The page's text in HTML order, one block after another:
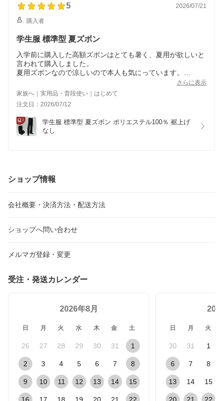
5 2026/07/21
購入者
学生服 標準型 夏ズボン
入学前に購入した高額ズボンはとても暑く、夏用が欲しいと
言われて購入しました。
夏用ズボンなので涼しいので本人も気にっています。
さらに表示
家族へ｜実用品・普段使い｜はじめて
注文日：2026/07/12
学生服 標準型 夏ズボン ポリエステル100％ 裾上げ
なし
ショップ情報
会社概要・決済方法・配送方法
ショップへ問い合わせ
メルマガ登録・変更
受注・発送カレンダー
2026年8月
日 月 火 水 木 金 土
26 27 28 29 30 31 1
2 3 4 5 6 7 8
9 10 11 12 13 14 15
日 月 火
30 31 1
6 7 8
13 14 15